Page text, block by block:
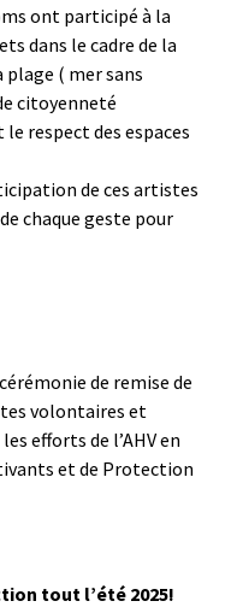
ont participé à la
dans le cadre de la
plage ( mer sans
citoyenneté
respect des espaces
de ces artistes
chaque geste pour
de remise de
volontaires et
efforts de l’AHV en
et de Protection
tout l’été 2025!